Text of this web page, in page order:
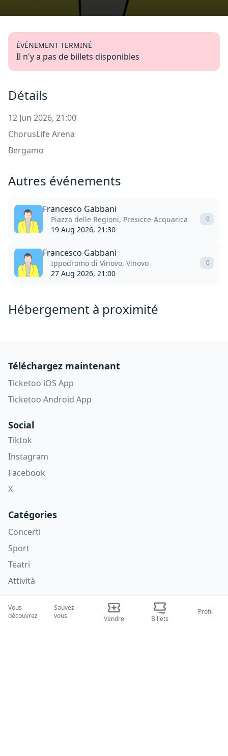
ÉVÉNEMENT TERMINÉ
Il n'y a pas de billets disponibles
Détails
12 Jun 2026, 21:00
ChorusLife Arena
Bergamo
Autres événements
Francesco Gabbani
Piazza delle Regioni, Presicce-Acquarica
19 Aug 2026, 21:30
0
Francesco Gabbani
Ippodromo di Vinovo, Vinovo
27 Aug 2026, 21:00
0
Hébergement à proximité
Téléchargez maintenant
Ticketoo iOS App
Ticketoo Android App
Social
Tiktok
Instagram
Facebook
X
Catégories
Concerti
Sport
Teatri
Attività
Qui nous sommes
Vous
découvrez
Sauvez-
vous
Vendre Billets
Profil